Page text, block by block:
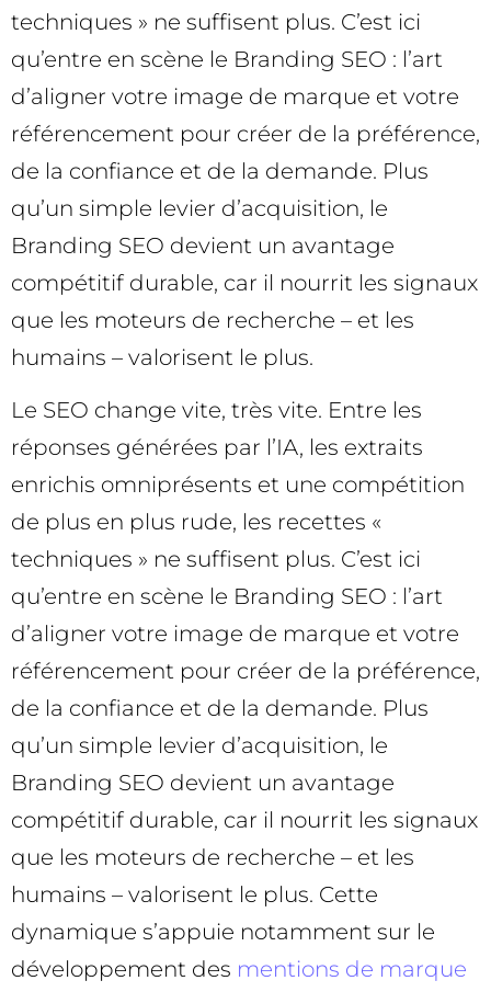
techniques » ne suffisent plus. C’est ici
qu’entre en scène le Branding SEO : l’art
d’aligner votre image de marque et votre
référencement pour créer de la préférence,
de la confiance et de la demande. Plus
qu’un simple levier d’acquisition, le
Branding SEO devient un avantage
compétitif durable, car il nourrit les signaux
que les moteurs de recherche – et les
humains – valorisent le plus.
Le SEO change vite, très vite. Entre les
réponses générées par l’IA, les extraits
enrichis omniprésents et une compétition
de plus en plus rude, les recettes «
techniques » ne suffisent plus. C’est ici
qu’entre en scène le Branding SEO : l’art
d’aligner votre image de marque et votre
référencement pour créer de la préférence,
de la confiance et de la demande. Plus
qu’un simple levier d’acquisition, le
Branding SEO devient un avantage
compétitif durable, car il nourrit les signaux
que les moteurs de recherche – et les
humains – valorisent le plus. Cette
dynamique s’appuie notamment sur le
développement des mentions de marque